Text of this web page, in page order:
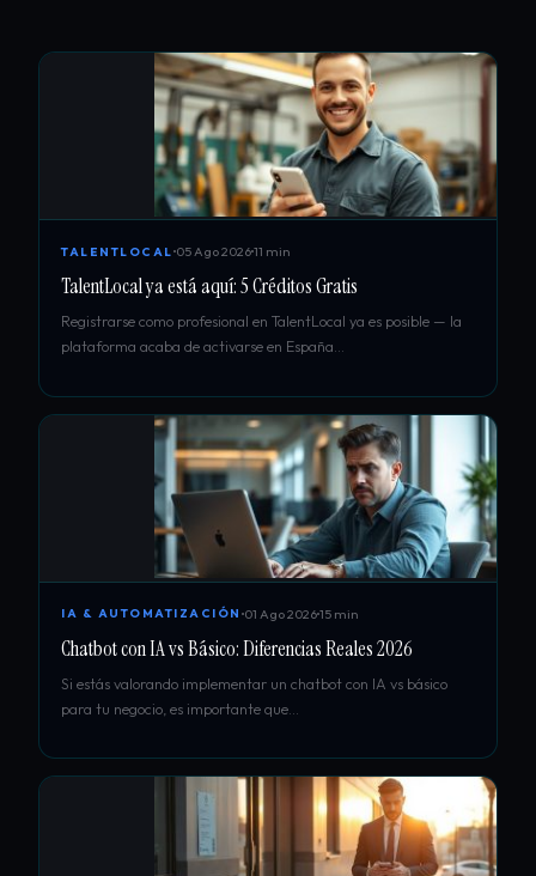
TALENTLOCAL 05 Ago 202611 min
TalentLocal ya está aquí: 5 Créditos Gratis
Registrarse como profesional en TalentLocal ya es posible — la
plataforma acaba de activarse en España…
IA & AUTOMATIZACIÓN 01 Ago 202615 min
Chatbot con IA vs Básico: Diferencias Reales 2026
Si estás valorando implementar un chatbot con IA vs básico
para tu negocio, es importante que…